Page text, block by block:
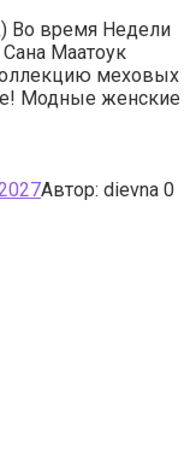
Во время Недели
Маатоук
меховых
Модные женские
Автор: dievna 0